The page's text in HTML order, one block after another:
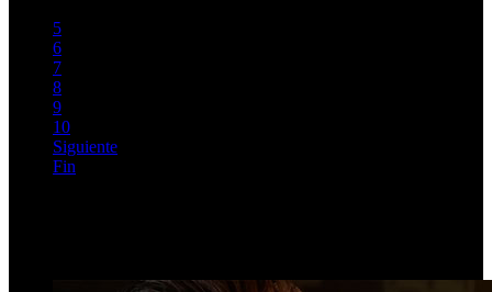
5
6
7
8
9
10
Siguiente
Fin